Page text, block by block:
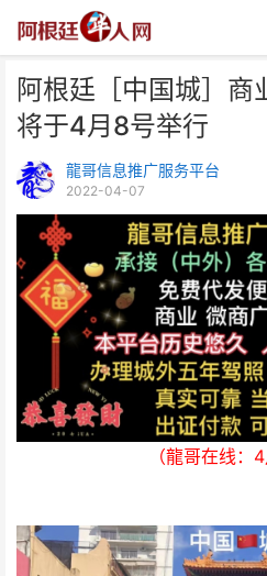
阿根廷［中国城］商
将于4月8号举行
龍哥信息推广服务平台
2022-04-07
（龍哥在线：4
阿根廷［中国城］商业区
会，将于4月8号举行